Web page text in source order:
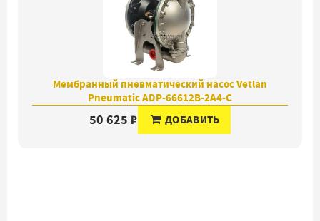
Мембранный пневматический насос Vetlan
Pneumatic ADP-66612B-2A4-C
50 625 ₽ ДОБАВИТЬ